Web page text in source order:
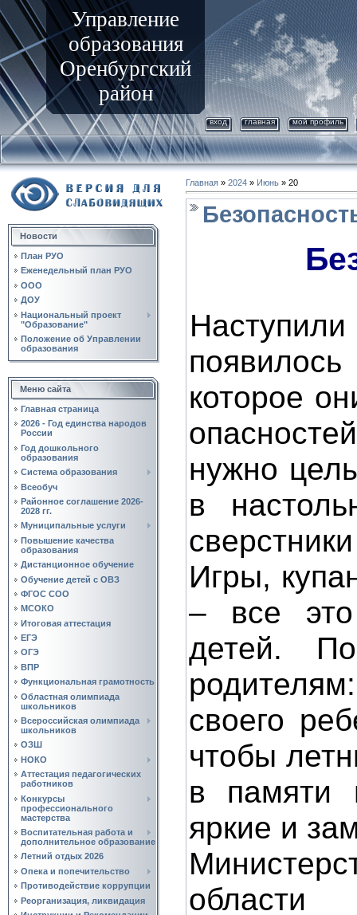
Управление
образования
Оренбургский
район
вход главная мой профиль
Новости
План РУО
Еженедельный план РУО
ООО
ДОУ
Национальный проект
"Образование"
Положение об Управлении
образования
Меню сайта
Главная страница
2026 - Год единства народов
России
Год дошкольного
образования
Система образования
Всеобуч
Районное соглашение 2026-
2028 гг.
Муниципальные услуги
Повышение качества
образования
Дистанционное обучение
Обучение детей с ОВЗ
ФГОС СОО
МСОКО
Итоговая аттестация
ЕГЭ
ОГЭ
ВПР
Функциональная грамотность
Областная олимпиада
школьников
Всероссийская олимпиада
школьников
ОЗШ
НОКО
Аттестация педагогических
работников
Конкурсы
профессионального
мастерства
Воспитательная работа и
дополнительное образование
Летний отдых 2026
Опека и попечительство
Противодействие коррупции
Реорганизация, ликвидация
Главная » 2024 » Июнь » 20
которое
нужно
в
Игры,
– все
детей.
своего
чтобы
в памяти
яркие и